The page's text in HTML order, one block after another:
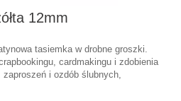
12mm
tasiemka w drobne groszki.
cardmakingu i zdobienia
i ozdób ślubnych,